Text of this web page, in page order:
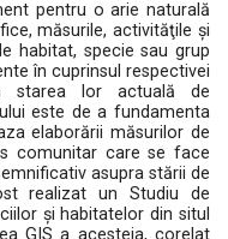
pentru o arie naturală
măsurile, activităţile și
habitat, specie sau grup
în cuprinsul respectivei
starea lor actuală de
este de a fundamenta
elaborării măsurilor de
comunitar care se face
asupra stării de
realizat un Studiu de
și habitatelor din situl
GIS a acesteia, corelat